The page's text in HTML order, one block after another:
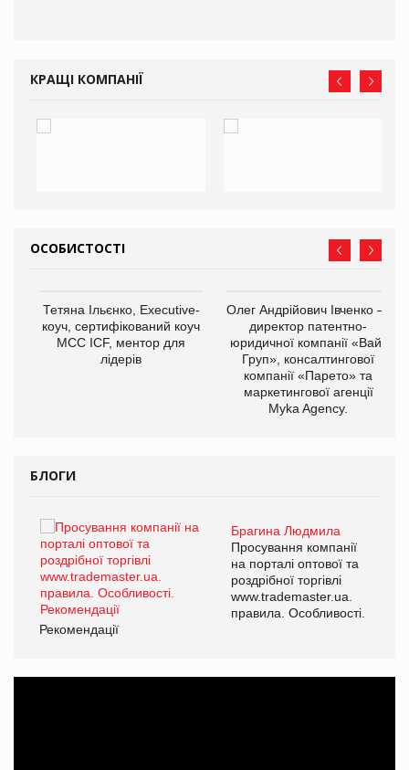
КРАЩІ КОМПАНІЇ
ОСОБИСТОСТІ
Тетяна Ільєнко, Executive-
коуч, сертифікований коуч
МСС ICF, ментор для
лідерів
Олег Андрійович Івченко —
директор патентно-
юридичної компанії «Вайз
Груп», консалтингової
компанії «Парето» та
маркетингової агенції
Myka Agency.
БЛОГИ
Брагина Людмила
Просування компанії
на порталі оптової та
роздрібної торгівлі
www.trademaster.ua.
правила. Особливості.
Рекомендації